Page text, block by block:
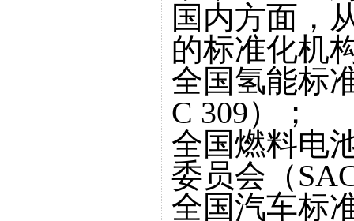
国内方面，
的标准化机
全国氢能标
C 309）；
全国燃料电
委员会（
全国汽车标